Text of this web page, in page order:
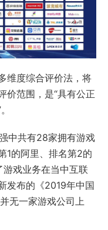
维度综合评价法，将
价范围，是“具有公正
中共有28家拥有游戏
1的阿里、排名第2的
戏业务在当中互联
发布的《2019年中国
无一家游戏公司上